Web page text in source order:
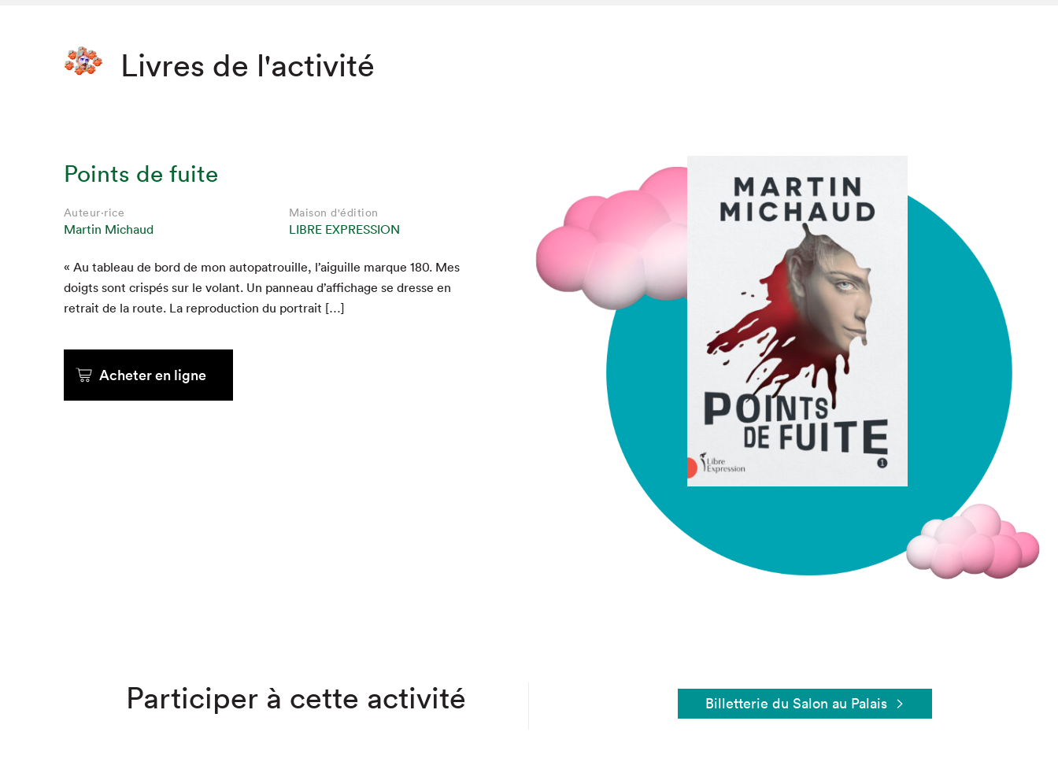
Que cherchez-vous?
Livres de l'activité
Points de fuite
Auteur·rice
Martin Michaud
Maison d'édition
LIBRE EXPRESSION
« Au tableau de bord de mon autopa­trouille, l’aigu­ille mar­que 180. Mes
doigts sont crispés sur le volant. Un pan­neau d’af­fichage se dresse en
retrait de la route. La repro­duc­tion du portrait […]
Acheter en ligne
Participer à cette activité Billetterie du Salon au Palais